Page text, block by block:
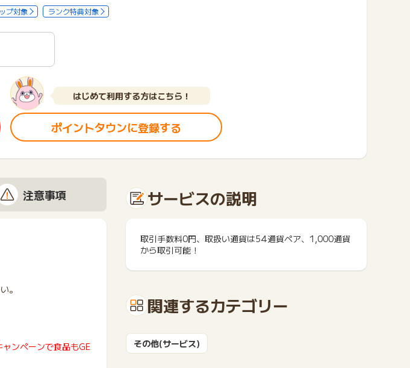
プ対象 ランク特典対象
はじめて利用する方はこちら！
ポイントタウンに登録する
注意事項
。
ンペーンで食品もGE
サービスの説明
取引手数料0円、取扱い通貨は54通貨ペア、1,000通貨
から取引可能！
関連するカテゴリー
その他(サービス)